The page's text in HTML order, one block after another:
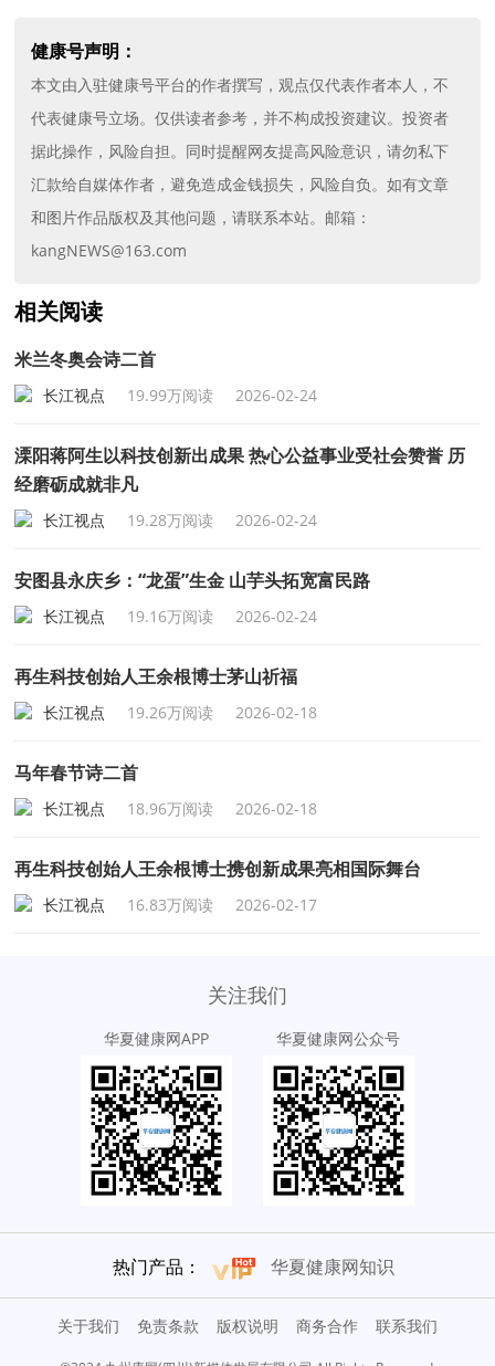
健康号声明：
本文由入驻健康号平台的作者撰写，观点仅代表作者本人，不
代表健康号立场。仅供读者参考，并不构成投资建议。投资者
据此操作，风险自担。同时提醒网友提高风险意识，请勿私下
汇款给自媒体作者，避免造成金钱损失，风险自负。如有文章
和图片作品版权及其他问题，请联系本站。邮箱：
kangNEWS@163.com
相关阅读
米兰冬奥会诗二首
长江视点 19.99万阅读 2026-02-24
溧阳蒋阿生以科技创新出成果 热心公益事业受社会赞誉 历
经磨砺成就非凡
长江视点 19.28万阅读 2026-02-24
安图县永庆乡：“龙蛋”生金 山芋头拓宽富民路
长江视点 19.16万阅读 2026-02-24
再生科技创始人王余根博士茅山祈福
长江视点 19.26万阅读 2026-02-18
马年春节诗二首
长江视点 18.96万阅读 2026-02-18
再生科技创始人王余根博士携创新成果亮相国际舞台
长江视点 16.83万阅读 2026-02-17
关注我们
华夏健康网APP 华夏健康网公众号
热门产品： 华夏健康网知识
关于我们 免责条款 版权说明 商务合作 联系我们